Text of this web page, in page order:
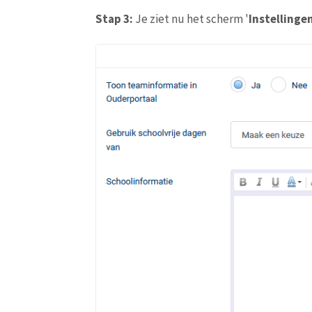
Stap 3: Je ziet nu het scherm '